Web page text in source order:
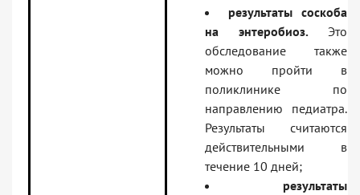
результаты соскоба
на энтеробиоз.Это
обследование также
можно пройти в
поликлинике по
направлению педиатра.
Результаты считаются
действительными в
течение 10 дней;
результаты